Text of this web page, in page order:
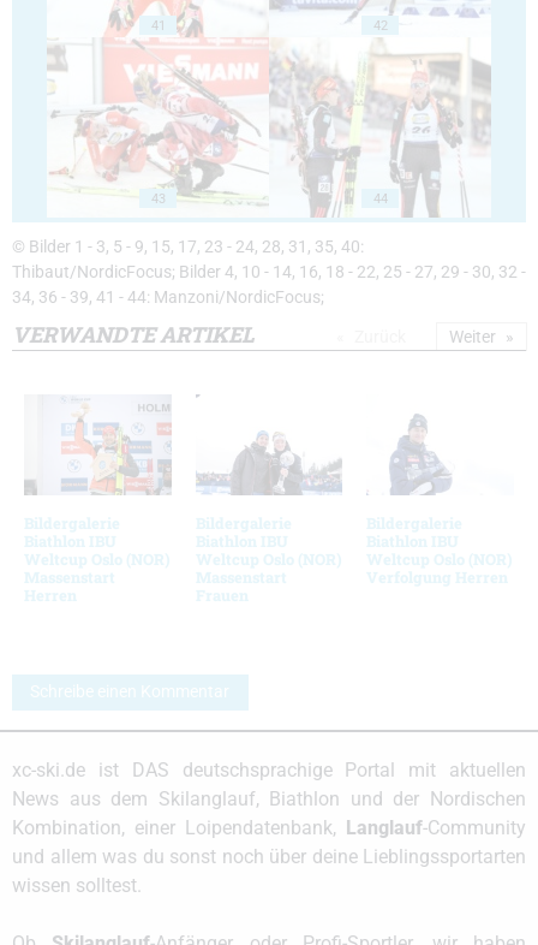
41 42
43 44
© Bilder 1 - 3, 5 - 9, 15, 17, 23 - 24, 28, 31, 35, 40:
Thibaut/NordicFocus; Bilder 4, 10 - 14, 16, 18 - 22, 25 - 27, 29 - 30, 32 -
34, 36 - 39, 41 - 44: Manzoni/NordicFocus;
VERWANDTE ARTIKEL
Bildergalerie
Biathlon IBU
Weltcup Oslo (NOR)
Massenstart
Herren
Bildergalerie
Biathlon IBU
Weltcup Oslo (NOR)
Massenstart
Frauen
Bildergalerie
Biathlon IBU
Weltcup Oslo (NOR)
Verfolgung Herren
Weiter
Schreibe einen Kommentar
xc-ski.de ist DAS deutschsprachige Portal mit aktuellen
News aus dem Skilanglauf, Biathlon und der Nordischen
Kombination, einer Loipendatenbank,
Langlauf-Community
und allem was du sonst noch über deine Lieblingssportarten
wissen solltest.